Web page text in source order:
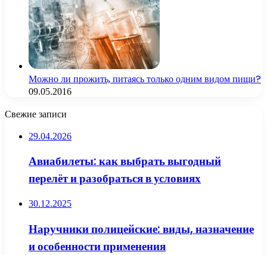
Можно ли прожить, питаясь только одним видом пищи?
09.05.2016
Свежие записи
29.04.2026
Авиабилеты: как выбрать выгодный
перелёт и разобраться в условиях
30.12.2025
Наручники полицейские: виды, назначение
и особенности применения